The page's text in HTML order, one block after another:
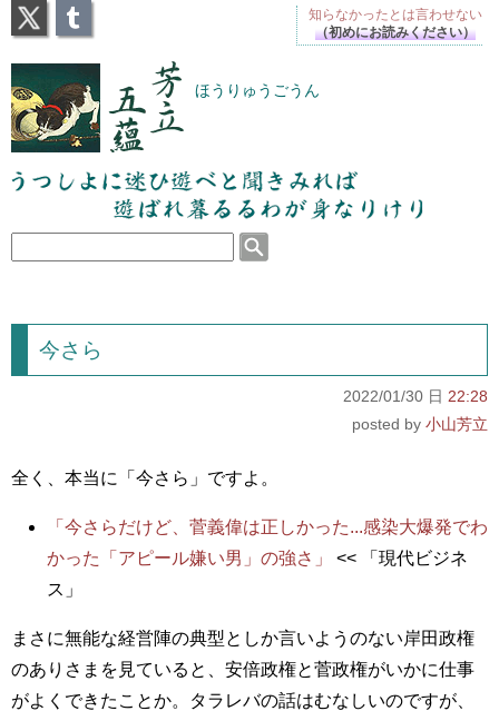
芳立五蘊 ほうりゅうごうん
うつしよに迷ひ遊べと聞きみれば遊ばれ暮るるわが
身なりけり
今さら
2022/01/30 日 22:28
小山芳立
全く、本当に「今さら」ですよ。
「今さらだけど、菅義偉は正しかった...感染大爆発でわ
かった「アピール嫌い男」の強さ」
<< 「現代ビジネ
ス」
まさに無能な経営陣の典型としか言いようのない岸田政権
のありさまを見ていると、安倍政権と菅政権がいかに仕事
がよくできたことか。タラレバの話はむなしいのですが、
知らなかったとは言わせない
（初めにお読みください）
X Tumblr